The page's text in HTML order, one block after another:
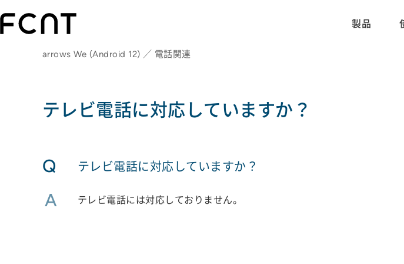
製品
arrows We (Android 12) ／ 電話関連
テレビ電話に対応していますか？
Q テレビ電話に対応していますか？
A テレビ電話には対応しておりません。